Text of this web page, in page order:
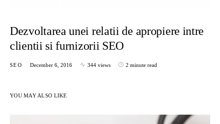
Dezvoltarea unei relatii de apropiere intre
clientii si furnizorii SEO
SEO December 6, 2016 344 views 2 minute read
YOU MAY ALSO LIKE